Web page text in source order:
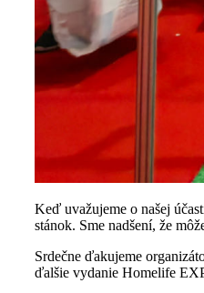
Keď uvažujeme o našej
stánok. Sme nadšení, že
Srdečne ďakujeme
ďalšie vydanie Homelife